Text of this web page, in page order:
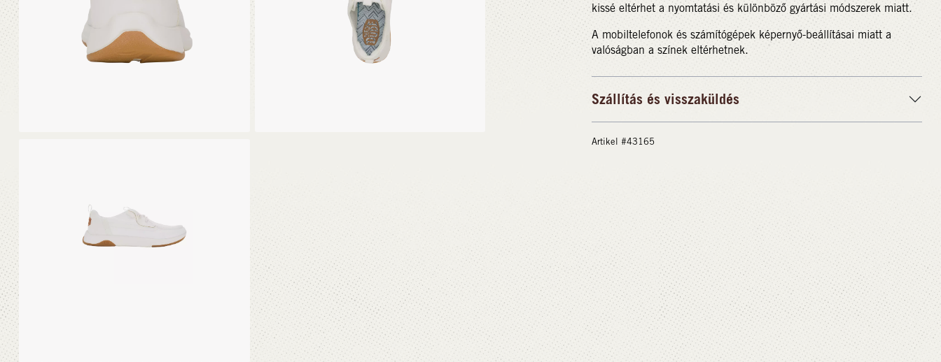
kissé eltérhet a nyomtatási és különböző gyártási módszerek miatt.
A mobiltelefonok és számítógépek képernyő-beállításai miatt a
valóságban a színek eltérhetnek.
Szállítás és visszaküldés
Artikel #43165